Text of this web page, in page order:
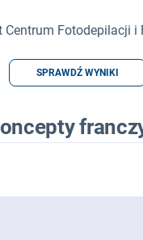
Centrum Fotodepilacji i
SPRAWDŹ WYNIKI